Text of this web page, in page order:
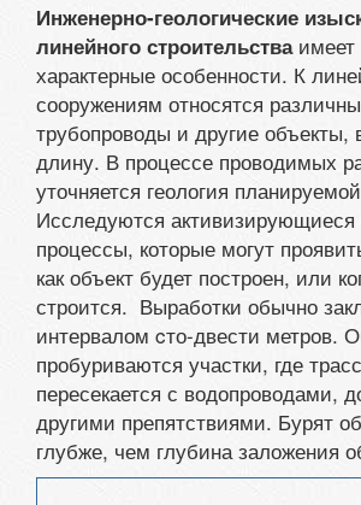
Инженерно-геологические
линейного строительстваимеет
характерные особенности. К
сооружениям относятся
трубопроводы и другие объекты,
длину. В процессе проводимых
уточняется геология
Исследуются
процессы, которые могут
как объект будет построен, или
строится. Выработки обычно
интервалом cто-двести метров.
пробуриваются участки, где
пересекается с водопроводами,
другими препятствиями. Бурят
глубже, чем глубина заложения